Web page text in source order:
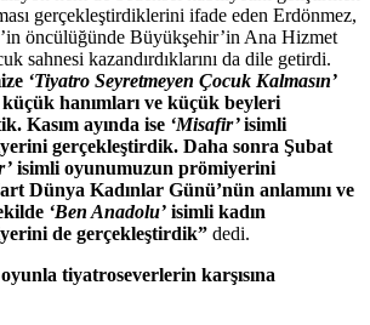
gerçekleştirdiklerini ifade eden Erdönmez,
öncülüğünde Büyükşehir’in Ana Hizmet
sahnesi kazandırdıklarını da dile getirdi.
‘Tiyatro Seyretmeyen Çocuk Kalmasın’
hanımları ve küçük beyleri
Kasım ayında ise ‘Misafir’isimli
gerçekleştirdik. Daha sonra Şubat
isimli oyunumuzun prömiyerini
Dünya Kadınlar Günü’nün anlamını ve
‘Ben Anadolu’ isimli kadın
de gerçekleştirdik” dedi.
tiyatroseverlerin karşısına